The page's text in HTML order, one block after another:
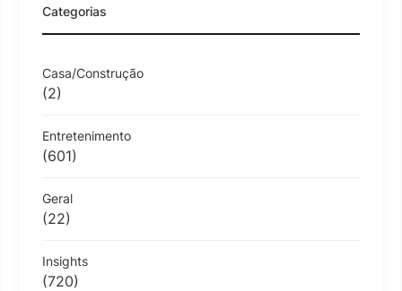
Categorias
Casa/Construção
(2)
Entretenimento
(601)
Geral
(22)
Insights
(720)